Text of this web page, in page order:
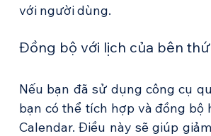
với người dùng.
Đồng bộ với lịch của bên
Nếu bạn đã sử dụng công cụ
bạn có thể tích hợp và đồng bộ
Calendar. Điều này sẽ giúp